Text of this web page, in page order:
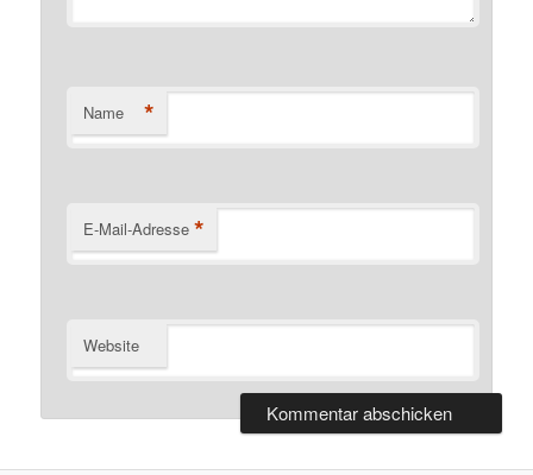
Name *
E-Mail-Adresse *
Website